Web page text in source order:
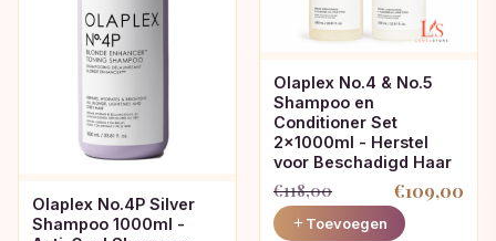
Olaplex No.4P Silver
Shampoo 1000ml -
Olaplex No.4 & No.5
Shampoo en
Conditioner Set
2x1000ml - Herstel
voor Beschadigd Haar
€118,00
Oorspronkelijke
€109,00
HuidigeToevoegen